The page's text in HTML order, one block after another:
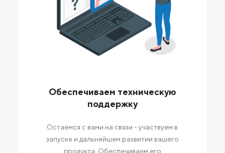
Обеспечиваем техническую
поддержку
Остаемся с вами на связи - участвуем в
запуске и дальнейшем развитии вашего
продукта. Обеспечиваем его